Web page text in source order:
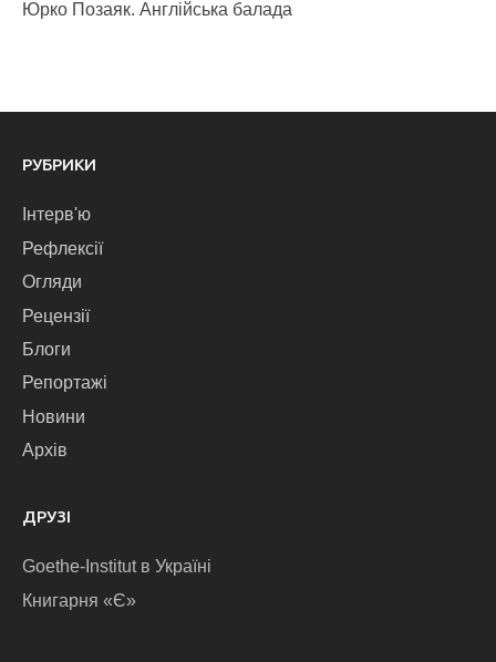
Юрко Позаяк. Англійська балада
РУБРИКИ
Інтерв'ю
Рефлексії
Огляди
Рецензії
Блоги
Репортажі
Новини
Архів
ДРУЗІ
Goethe-Institut в Україні
Книгарня «Є»